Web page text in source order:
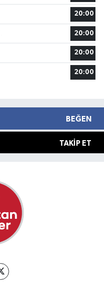
20:00
20:00
20:00
20:00
BEĞEN
TAKIP ET